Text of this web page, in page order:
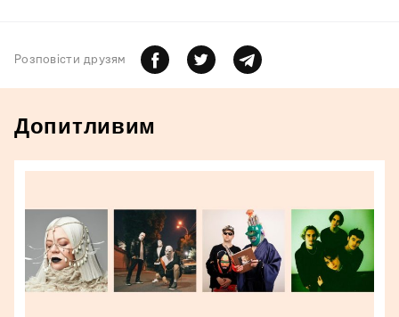
Розповiсти друзям
Допитливим